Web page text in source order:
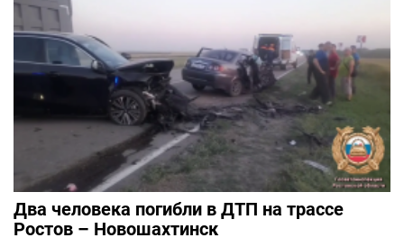
Два человека погибли в ДТП на трассе
Ростов – Новошахтинск